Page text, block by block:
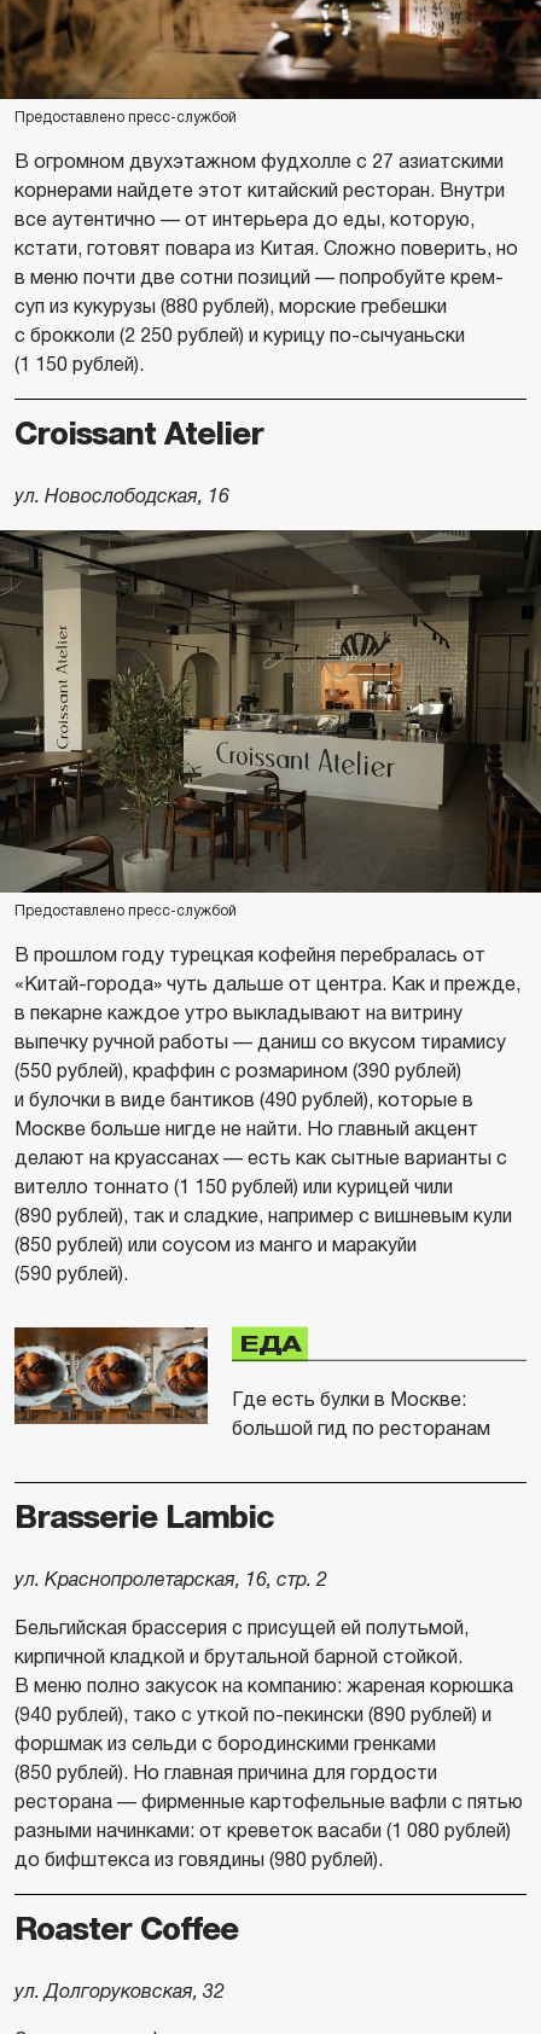
Предоставлено пресс-службой
В огромном двухэтажном фудхолле с 27 азиатскими
корнерами найдете этот китайский ресторан. Внутри
все аутентично — от интерьера до еды, которую,
кстати, готовят повара из Китая. Сложно поверить, но
в меню почти две сотни позиций — попробуйте крем-
суп из кукурузы (880 рублей), морские гребешки
с брокколи (2 250 рублей) и курицу по-сычуаньски
(1 150 рублей).
Croissant Atelier
ул. Новослободская, 16
Предоставлено пресс-службой
В прошлом году турецкая кофейня перебралась от
«Китай-города» чуть дальше от центра. Как и прежде,
в пекарне каждое утро выкладывают на витрину
выпечку ручной работы — даниш со вкусом тирамису
(550 рублей), краффин с розмарином (390 рублей)
и булочки в виде бантиков (490 рублей), которые в
Москве больше нигде не найти. Но главный акцент
делают на круассанах — есть как сытные варианты с
вителло тоннато (1 150 рублей) или курицей чили
(890 рублей), так и сладкие, например с вишневым кули
(850 рублей) или соусом из манго и маракуйи
(590 рублей).
ЕДА
Где есть булки в Москве:
большой гид по ресторанам
Brasserie Lambic
ул. Краснопролетарская, 16, стр. 2
Бельгийская брассерия с присущей ей полутьмой,
кирпичной кладкой и брутальной барной стойкой.
В меню полно закусок на компанию: жареная корюшка
(940 рублей), тако с уткой по-пекински (890 рублей) и
форшмак из сельди с бородинскими гренками
(850 рублей). Но главная причина для гордости
ресторана — фирменные картофельные вафли с пятью
разными начинками: от креветок васаби (1 080 рублей)
до бифштекса из говядины (980 рублей).
Roaster Coffee
ул. Долгоруковская, 32